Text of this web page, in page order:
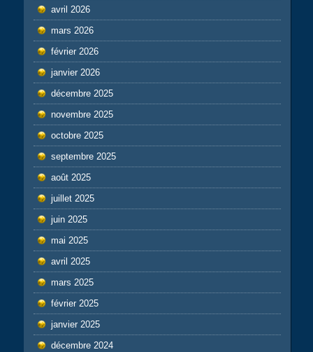
avril 2026
mars 2026
février 2026
janvier 2026
décembre 2025
novembre 2025
octobre 2025
septembre 2025
août 2025
juillet 2025
juin 2025
mai 2025
avril 2025
mars 2025
février 2025
janvier 2025
décembre 2024